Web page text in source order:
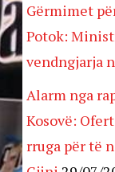
Gërmimet
Potok:
vendngjarja
Alarm nga
Kosovë:
rruga për të